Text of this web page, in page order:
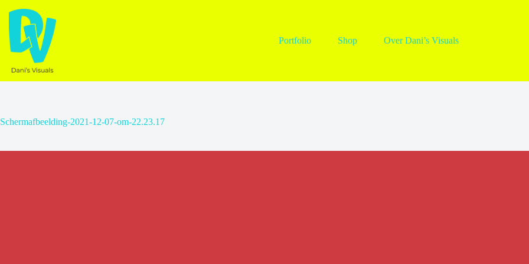
naar
inhoud
Portfolio Shop Over Dani’s Visuals
Schermafbeelding-2021-12-07-om-22.23.17